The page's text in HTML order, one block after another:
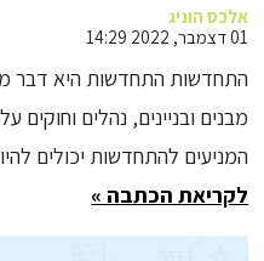
אלכס הוניג
01 דצמבר, 2022 14:29
התחדשות התחדשות היא דבר
מבנים ובניינים, נהלים
המניעים להתחדשות יכולים
לקריאת הכתבה »